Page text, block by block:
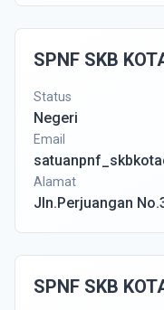
SPNF SKB
Status
Negeri
Email
Alamat
Jln.Perjuangan
SPNF SKB